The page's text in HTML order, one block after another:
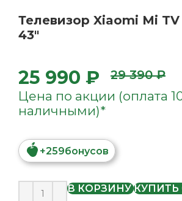
Телевизор Xiaomi Mi
43"
25 990 ₽ 29 390 ₽
Цена по акции (оплата
наличными)*
+259бонусов
В КОРЗИНУ КУПИТЬ